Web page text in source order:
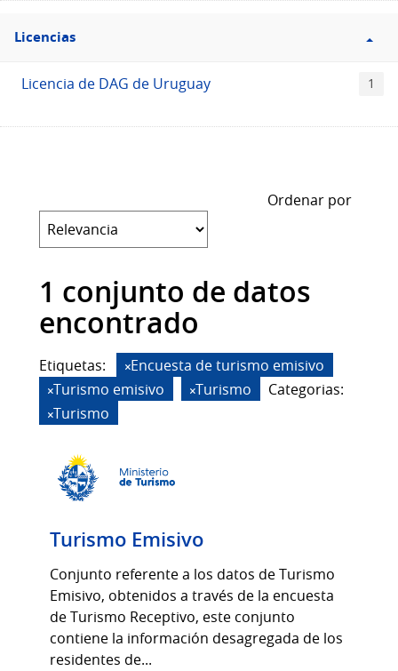
Filtro
Licencias
Licencias
Licencia de DAG de Uruguay 1
Ordenar por
1 conjunto de datos
encontrado
Etiquetas:
Encuesta de turismo emisivo
Turismo emisivo
Turismo
Categorias:
Turismo
Turismo Emisivo
Conjunto referente a los datos de Turismo
Emisivo, obtenidos a través de la encuesta
de Turismo Receptivo, este conjunto
contiene la información desagregada de los
residentes de...